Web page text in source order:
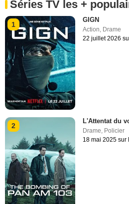
Séries TV les +
1
GIGN
Action Drame
22 juillet 2026
2
L'Attentat du
Drame, Policier
18 mai 2025 sur